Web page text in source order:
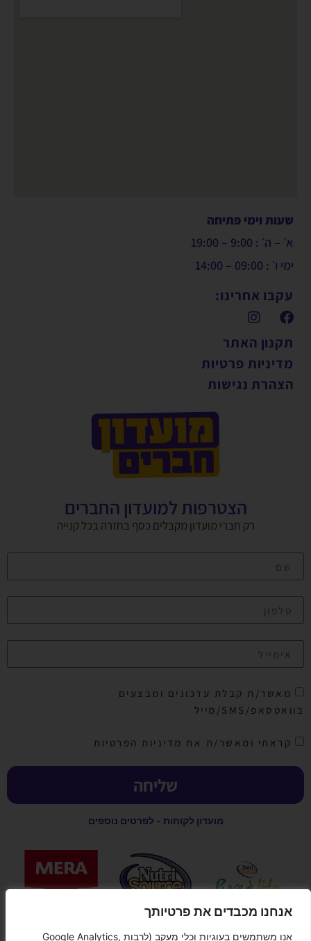
אנחנו מכבדים את פרטיותך
אנו משתמשים בעוגיות וכלי מעקב (לרבות Google Analytics,
שעות וימי פתיחה
א׳ – ה׳ : 9:00 – 19:00
ימי ו׳ : 09:00 – 14:00
עקבו אחרינו:
תקנון האתר
מדיניות פרטיות
הצהרת נגישות
הצטרפות למועדון החברים
רק חברי מועדון מקבלים כסף בחזרה בכל קנייה
מאשר/ת קבלת עדכונים ומבצעים
בוואטסאפ/SMS/מייל
קראתי ומאשר/ת את מדיניות הפרטיות
שליחה
מועדון לקוחות - לפרטים נוספים